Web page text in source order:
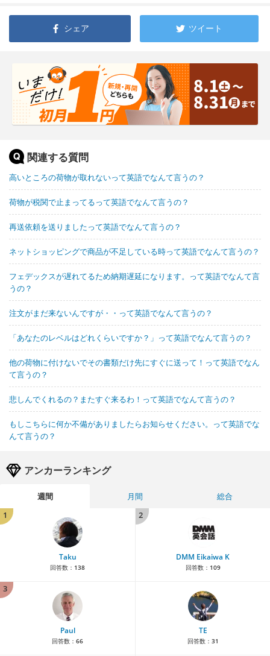
シェア ツイート
関連する質問
高いところの荷物が取れないって英語でなんて言うの？
荷物が税関で止まってるって英語でなんて言うの？
再送依頼を送りましたって英語でなんて言うの？
ネットショッピングで商品が不足している時って英語でなんて言うの？
フェデックスが遅れてるため納期遅延になります。って英語でなんて言
うの？
注文がまだ来ないんですが・・って英語でなんて言うの？
「あなたのレベルはどれくらいですか？」って英語でなんて言うの？
他の荷物に付けないでその書類だけ先にすぐに送って！って英語でなん
て言うの？
悲しんでくれるの？またすぐ来るわ！って英語でなんて言うの？
もしこちらに何か不備がありましたらお知らせください。って英語でな
んて言うの？
アンカーランキング
週間 月間
総合
1
Taku
回答数： 138
2
DMM Eikaiwa K
回答数： 109
3
Paul
回答数： 66
TE
回答数： 31